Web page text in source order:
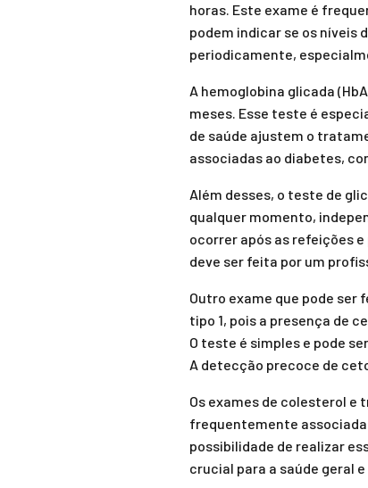
horas. Este exame é
podem indicar se os níveis
periodicamente,
A hemoglobina glicada
meses. Esse teste é
de saúde ajustem o
associadas ao diabetes,
Além desses, o teste de
qualquer momento,
ocorrer após as refeições
deve ser feita por um
Outro exame que pode
tipo 1, pois a presença de
O teste é simples e pode
A detecção precoce de
Os exames de colesterol e
frequentemente
possibilidade de realizar
crucial para a saúde geral